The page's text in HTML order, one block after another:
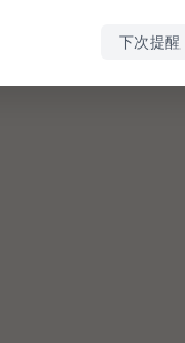
下次提醒